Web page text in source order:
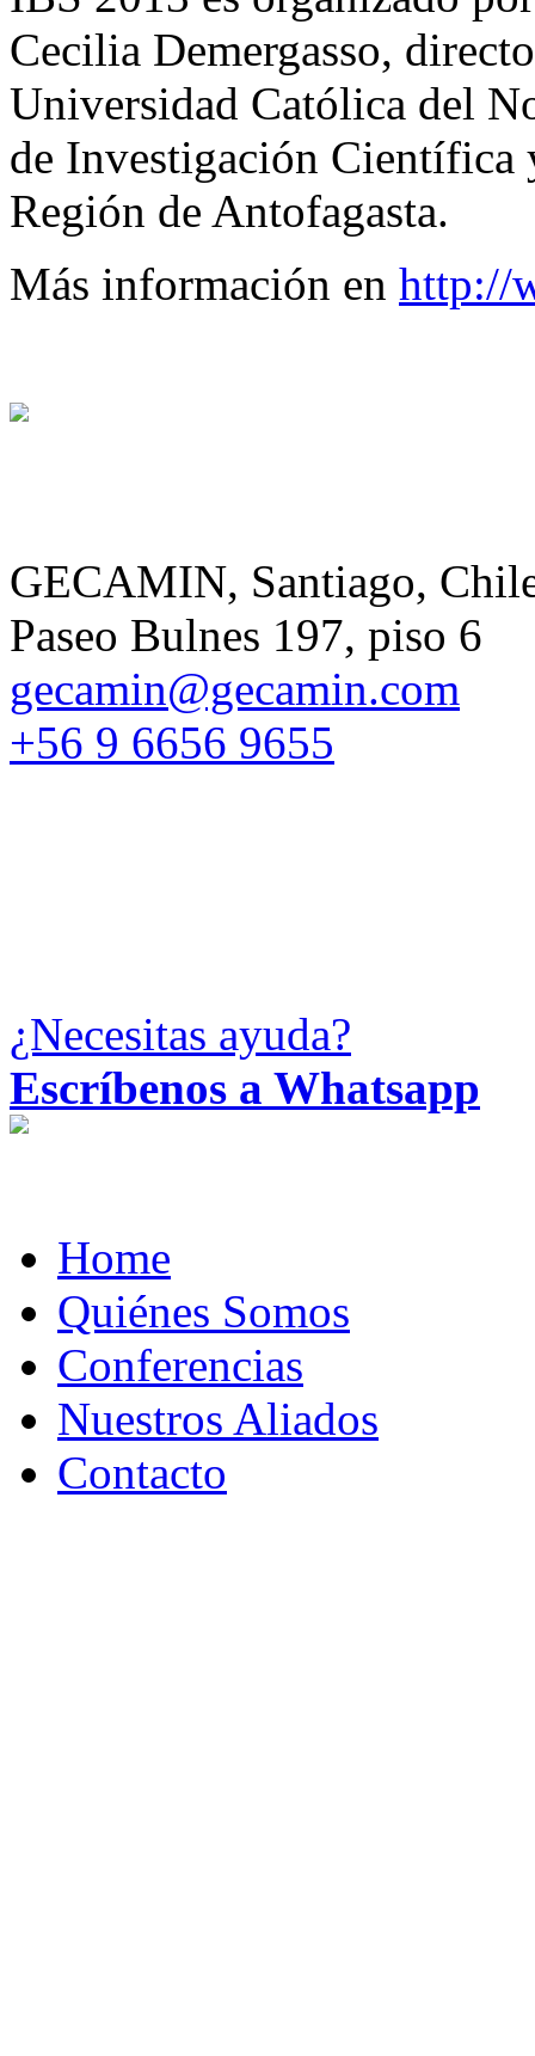
Cecilia Demergasso,
Universidad Católica del
de Investigación Científica
Región de Antofagasta.
Más información en http://
GECAMIN, Santiago,
Paseo Bulnes 197, piso 6
gecamin@gecamin.com
+56 9 6656 9655
¿Necesitas ayuda?
Escríbenos a Whatsapp
Home
Quiénes Somos
Conferencias
Nuestros Aliados
Contacto